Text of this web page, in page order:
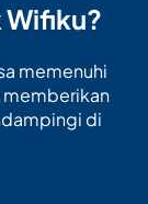
Wifiku?
memenuhi
memberikan
di